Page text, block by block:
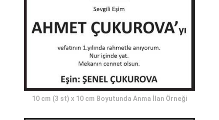
10 cm (3 st) x 10 cm Boyutunda Anma İlan Örneği